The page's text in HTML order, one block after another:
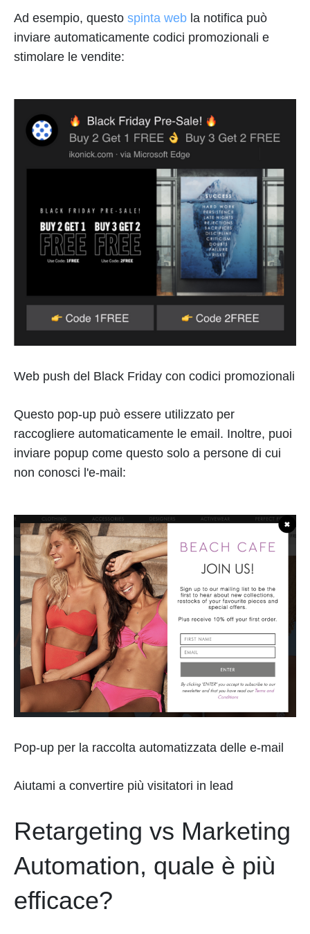
Ad esempio, questo spinta web la notifica può
inviare automaticamente codici promozionali e
stimolare le vendite:
Web push del Black Friday con codici promozionali
Questo pop-up può essere utilizzato per
raccogliere automaticamente le email. Inoltre, puoi
inviare popup come questo solo a persone di cui
non conosci l'e-mail:
Pop-up per la raccolta automatizzata delle e-mail
Aiutami a convertire più visitatori in lead
Retargeting vs Marketing
Automation, quale è più
efficace?